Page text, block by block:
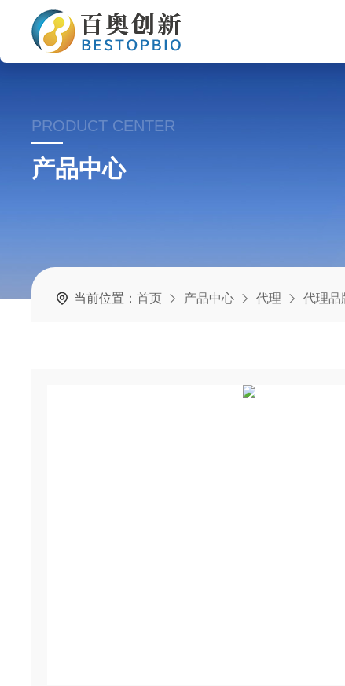
PRODUCT CENTER
产品中心
当前位置：首页 产品中心 代理 代理品